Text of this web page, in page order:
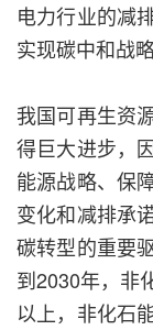
电力行业的减
实现碳中和战
我国可再生资
得巨大进步，
能源战略、保
变化和减排承
碳转型的重要
到2030年，非
以上，非化石